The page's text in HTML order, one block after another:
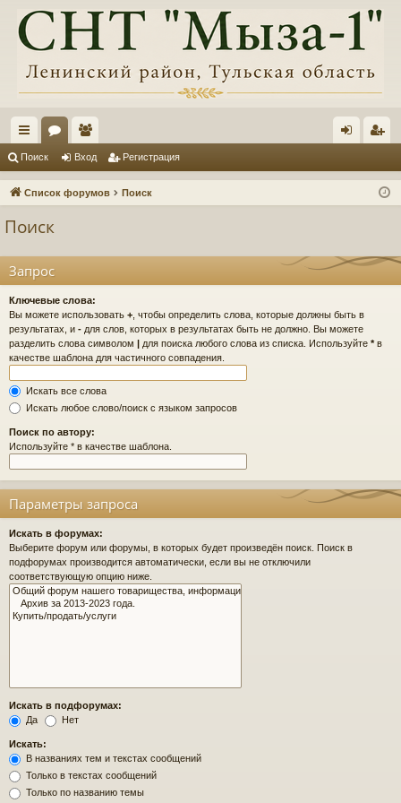
с
ы ум
ол
ьз д ис
ия
Поиск Вход Регистрация
Список форумов Поиск
Поиск
Запрос
Ключевые слова:
Вы можете использовать + , чтобы определить слова, которые должны быть в
результатах, и - для слов, которых в результатах быть не должно. Вы можете
разделить слова символом | для поиска любого слова из списка. Используйте *в
качестве шаблона для частичного совпадения.
Искать все слова
Искать любое слово/поиск с языком запросов
Поиск по автору:
Используйте * в качестве шаблона.
Параметры запроса
Искать в форумах:
Выберите форум или форумы, в которых будет произведён поиск. Поиск в
подфорумах производится автоматически, если вы не отключили
соответствующую опцию ниже.
Искать в подфорумах:
Да
Нет
Искать:
В названиях тем и текстах сообщений
Только в текстах сообщений
Только по названию темы